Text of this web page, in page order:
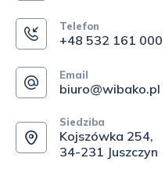
Telefon
+48 532 161 000
Email
biuro@wibako.pl
Siedziba
Kojszówka 254,
34-231 Juszczyn